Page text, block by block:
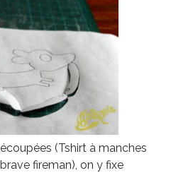
(Tshirt à manches
fireman), on y fixe